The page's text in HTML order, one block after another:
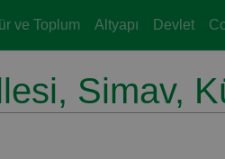
ve Toplum Altyapı Devlet
Simav,